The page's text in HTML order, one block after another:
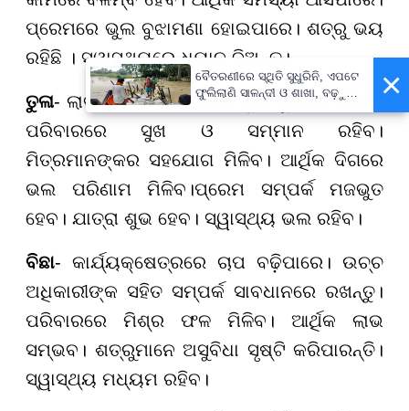
ପ୍ରେମରେ ଭୁଲ ବୁଝାମଣା ହୋଇପାରେ। ଶତ୍ରୁ ଭୟ
ରହିଛି । ସ୍ୱାସ୍ଥ୍ୟରେ ଧ୍ୟାନ ଦିଅନ୍ତୁ।
ତୁଳା- ଲାଭ ଓ ସଫଳତାର ଦିନ। ନୂଆ ସୁଯୋଗ ମିଳିବ।
ପରିବାରରେ ସୁଖ ଓ ସମ୍ମାନ ରହିବ।
ମିତ୍ରମାନଙ୍କର ସହଯୋଗ ମିଳିବ। ଆର୍ଥିକ ଦିଗରେ
ଭଲ ପରିଣାମ ମିଳିବ।ପ୍ରେମ ସମ୍ପର୍କ ମଜଭୁତ
ହେବ। ଯାତ୍ରା ଶୁଭ ହେବ। ସ୍ୱାସ୍ଥ୍ୟ ଭଲ ରହିବ।
ବିଛା- କାର୍ଯ୍ୟକ୍ଷେତ୍ରରେ ଚାପ ବଢ଼ିପାରେ। ଉଚ୍ଚ
ଅଧିକାରୀଙ୍କ ସହିତ ସମ୍ପର୍କ ସାବଧାନରେ ରଖନ୍ତୁ।
ପରିବାରରେ ମିଶ୍ର ଫଳ ମିଳିବ। ଆର୍ଥିକ ଲାଭ
ସମ୍ଭବ। ଶତ୍ରୁମାନେ ଅସୁବିଧା ସୃଷ୍ଟି କରିପାରନ୍ତି।
ସ୍ୱାସ୍ଥ୍ୟ ମଧ୍ୟମ ରହିବ।
×
ବୈତରଣୀରେ ସ୍ଥିତି ସୁଧୁରିନି, ଏପଟେ
ଫୁଲିଲାଣି ସାଳନ୍ଦୀ ଓ ଶାଖା, ବଢ଼ୁଛି